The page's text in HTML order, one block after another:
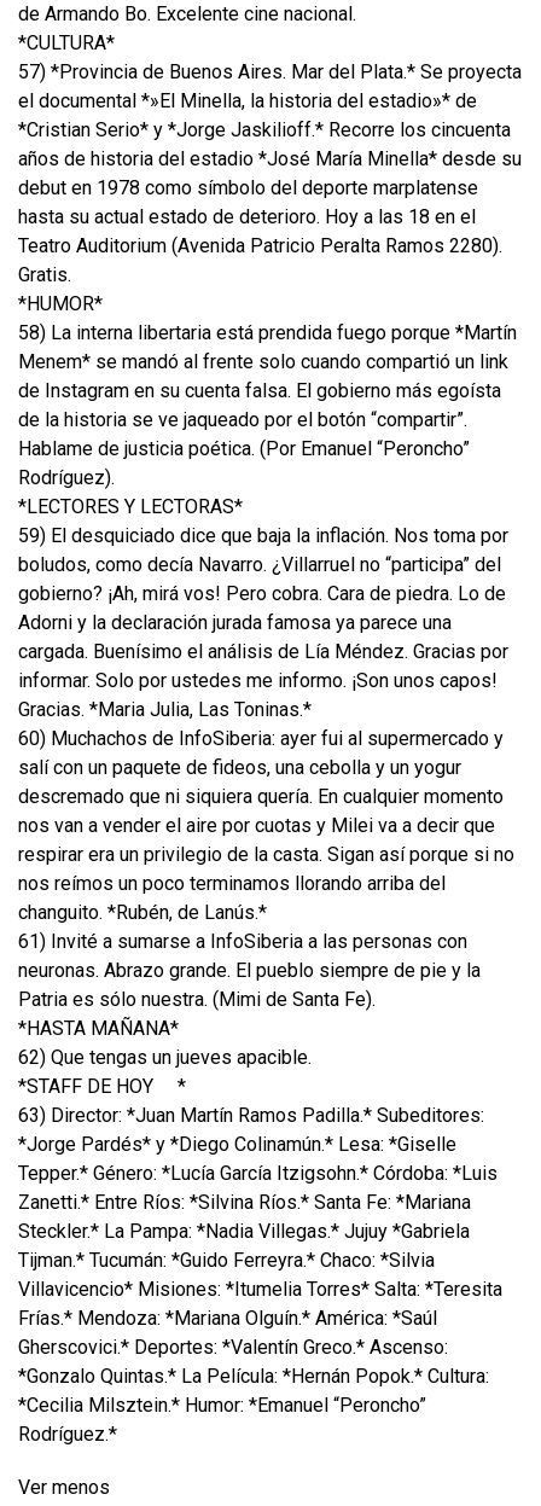
de Armando Bo. Excelente cine nacional.
*CULTURA*
57) *Provincia de Buenos Aires. Mar del Plata.* Se proyecta
el documental *»El Minella, la historia del estadio»* de
*Cristian Serio* y *Jorge Jaskilioff.* Recorre los cincuenta
años de historia del estadio *José María Minella* desde su
debut en 1978 como símbolo del deporte marplatense
hasta su actual estado de deterioro. Hoy a las 18 en el
Teatro Auditorium (Avenida Patricio Peralta Ramos 2280).
Gratis.
*HUMOR*
58) La interna libertaria está prendida fuego porque *Martín
Menem* se mandó al frente solo cuando compartió un link
de Instagram en su cuenta falsa. El gobierno más egoísta
de la historia se ve jaqueado por el botón “compartir”.
Hablame de justicia poética. (Por Emanuel “Peroncho”
Rodríguez).
*LECTORES Y LECTORAS*
59) El desquiciado dice que baja la inflación. Nos toma por
boludos, como decía Navarro. ¿Villarruel no “participa” del
gobierno? ¡Ah, mirá vos! Pero cobra. Cara de piedra. Lo de
Adorni y la declaración jurada famosa ya parece una
cargada. Buenísimo el análisis de Lía Méndez. Gracias por
informar. Solo por ustedes me informo. ¡Son unos capos!
Gracias. *Maria Julia, Las Toninas.*
60) Muchachos de InfoSiberia: ayer fui al supermercado y
salí con un paquete de fideos, una cebolla y un yogur
descremado que ni siquiera quería. En cualquier momento
nos van a vender el aire por cuotas y Milei va a decir que
respirar era un privilegio de la casta. Sigan así porque si no
nos reímos un poco terminamos llorando arriba del
changuito. *Rubén, de Lanús.*
61) Invité a sumarse a InfoSiberia a las personas con
neuronas. Abrazo grande. El pueblo siempre de pie y la
Patria es sólo nuestra. (Mimi de Santa Fe).
*HASTA MAÑANA*
62) Que tengas un jueves apacible.
*STAFF DE HOY
*
63) Director: *Juan Martín Ramos Padilla.* Subeditores:
*Jorge Pardés* y *Diego Colinamún.* Lesa: *Giselle
Tepper.* Género: *Lucía García Itzigsohn.* Córdoba: *Luis
Zanetti.* Entre Ríos: *Silvina Ríos.* Santa Fe: *Mariana
Steckler.* La Pampa: *Nadia Villegas.* Jujuy *Gabriela
Tijman.* Tucumán: *Guido Ferreyra.* Chaco: *Silvia
Villavicencio* Misiones: *Itumelia Torres* Salta: *Teresita
Frías.* Mendoza: *Mariana Olguín.* América: *Saúl
Gherscovici.* Deportes: *Valentín Greco.* Ascenso:
*Gonzalo Quintas.* La Película: *Hernán Popok.* Cultura:
*Cecilia Milsztein.* Humor: *Emanuel “Peroncho”
Rodríguez.*
Ver menos